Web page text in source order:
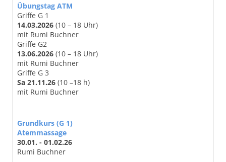
Übungstag ATM
Griffe G 1
14.03.2026 (10 – 18 Uhr)
mit Rumi Buchner
Griffe G2
13.06.2026 (10 – 18 Uhr)
mit Rumi Buchner
Griffe G 3
Sa 21.11.26 (10 –18 h)
mit Rumi Buchner
Grundkurs (G 1)
Atemmassage
30.01. - 01.02.26
Rumi Buchner